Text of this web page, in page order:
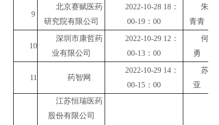
9
北京赛赋医药
研究院有限公司
2022-10-28 18：
00-19 ：00
朱
青青
10
深圳市康哲药
业有限公司
2022-10-29 12 ：
00-13 ：00
何
勇
11 药智网
2022-10-29 14：
00-15 ：00
苏
亚
江苏恒瑞医药
股份有限公司